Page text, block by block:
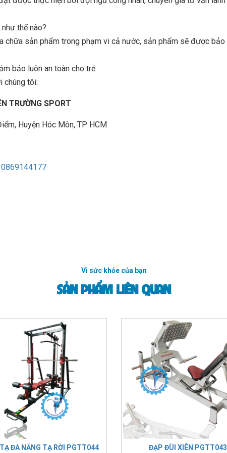
thế nào?
chữa sản phẩm trong phạm vi cả nước, sản phẩm sẽ được bảo
bảo luôn an toàn cho trẻ.
chúng tôi:
TRƯỜNG SPORT
Huyện Hóc Môn, TP HCM
0869144177
Vì sức khỏe của bạn
SẢN PHẨM LIÊN QUAN
ĐA NĂNG TẠ RỜI PGTT044 ĐẠP ĐÙI XIÊN PGTT043